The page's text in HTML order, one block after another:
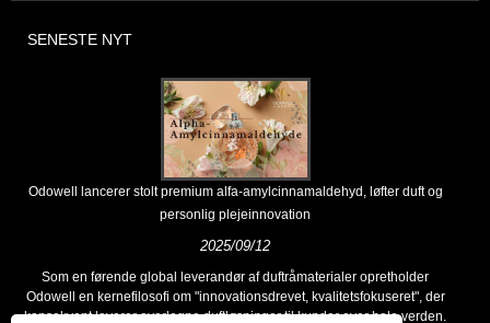
SENESTE NYT
Odowell lancerer stolt premium alfa-amylcinnamaldehyd, løfter duft og
personlig plejeinnovation
2025/09/12
Som en førende global leverandør af duftråmaterialer opretholder
Odowell en kernefilosofi om "innovationsdrevet, kvalitetsfokuseret", der
konsekvent leverer overlegne duftløsninger til kunder over hele verden.